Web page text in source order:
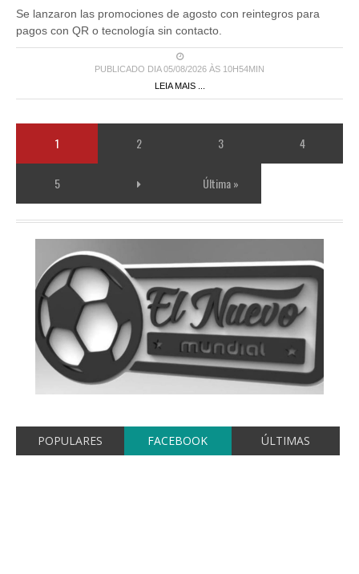
Se lanzaron las promociones de agosto con reintegros para
pagos con QR o tecnología sin contacto.
PUBLICADO DIA 05/08/2026 ÀS 10H54MIN
LEIA MAIS ...
1 2 3 4
5 Última »
POPULARES FACEBOOK ÚLTIMAS